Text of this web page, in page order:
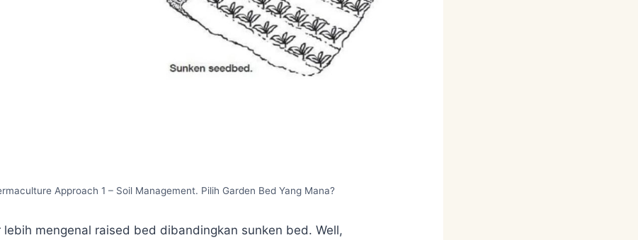
Approach 1 – Soil Management. Pilih Garden Bed Yang Mana?
lebih mengenal raised bed dibandingkan sunken bed. Well,